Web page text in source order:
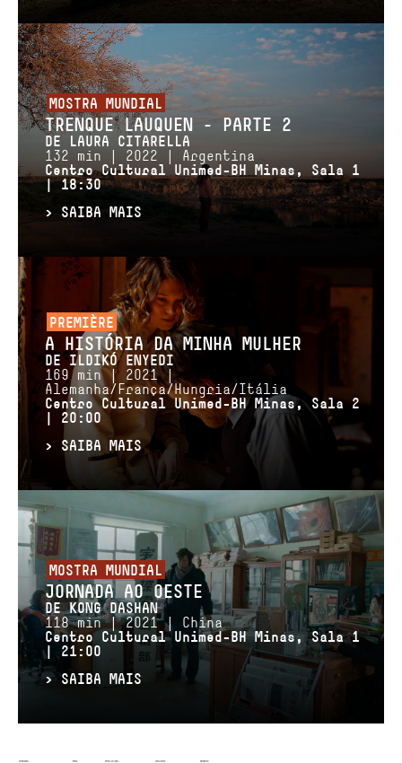
MOSTRA MUNDIAL
TRENQUE LAUQUEN – PARTE 2
DE LAURA CITARELLA
132 min | 2022 | Argentina
Centro Cultural Unimed-BH Minas, Sala 1
| 18:30
> SAIBA MAIS
PREMIÈRE
A HISTÓRIA DA MINHA MULHER
DE ILDIKÓ ENYEDI
169 min | 2021 |
Alemanha/França/Hungria/Itália
Centro Cultural Unimed-BH Minas, Sala 2
| 20:00
> SAIBA MAIS
MOSTRA MUNDIAL
JORNADA AO OESTE
DE KONG DASHAN
118 min | 2021 | China
Centro Cultural Unimed-BH Minas, Sala 1
| 21:00
> SAIBA MAIS